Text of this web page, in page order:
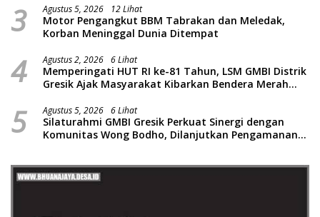
3 Agustus 5, 2026 12 Lihat
Motor Pengangkut BBM Tabrakan dan Meledak,
Korban Meninggal Dunia Ditempat
4 Agustus 2, 2026 6 Lihat
Memperingati HUT RI ke-81 Tahun, LSM GMBI Distrik
Gresik Ajak Masyarakat Kibarkan Bendera Merah
5 Agustus 5, 2026 6 Lihat
Silaturahmi GMBI Gresik Perkuat Sinergi dengan
Komunitas Wong Bodho, Dilanjutkan Pengamanan